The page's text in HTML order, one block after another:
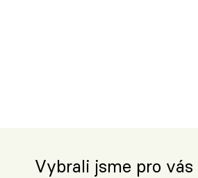
Vybrali jsme pro